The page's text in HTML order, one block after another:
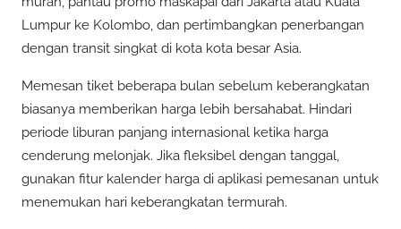
Lumpur ke Kolombo, dan pertimbangkan penerbangan
dengan transit singkat di kota kota besar Asia.
Memesan tiket beberapa bulan sebelum keberangkatan
biasanya memberikan harga lebih bersahabat. Hindari
periode liburan panjang internasional ketika harga
cenderung melonjak. Jika fleksibel dengan tanggal,
gunakan fitur kalender harga di aplikasi pemesanan untuk
menemukan hari keberangkatan termurah.